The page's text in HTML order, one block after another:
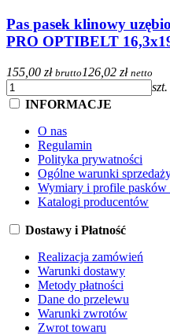
Pas pasek klinowy
PRO OPTIBELT
155,00 zł brutto 126,02 zł netto
szt.
INFORMACJE
O nas
Regulamin
Polityka prywatności
Ogólne warunki
Wymiary i profile pasków
Katalogi producentów
Dostawy i Płatność
Realizacja zamówień
Warunki dostawy
Metody płatności
Dane do przelewu
Warunki zwrotów
Zwrot towaru